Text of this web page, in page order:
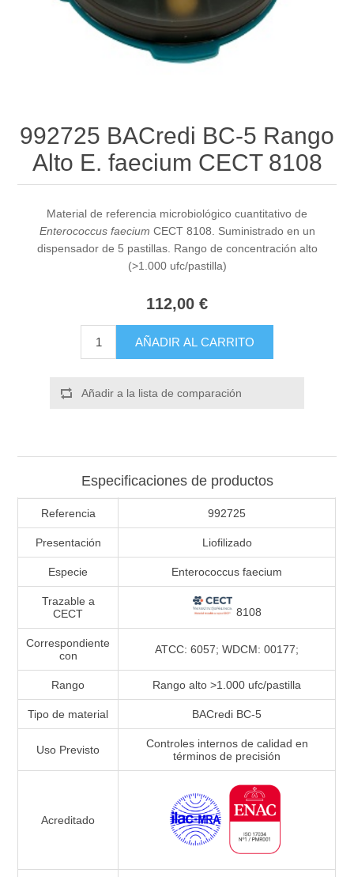
992725 BACredi BC-5 Rango
Alto E. faecium CECT 8108
Material de referencia microbiológico cuantitativo de
Enterococcus faecium CECT 8108. Suministrado en un
dispensador de 5 pastillas. Rango de concentración alto
(>1.000 ufc/pastilla)
112,00 €
AÑADIR AL CARRITO
Añadir a la lista de comparación
Especificaciones de productos
Referencia 992725
Presentación Liofilizado
Especie Enterococcus faecium
Trazable a
CECT
8108
Correspondiente
con
ATCC: 6057; WDCM: 00177;
Rango Rango alto >1.000 ufc/pastilla
Tipo de material BACredi BC-5
Uso Previsto
Controles internos de calidad en
términos de precisión
Acreditado